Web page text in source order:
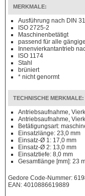
MERKMALE:
Ausführung nach DIN
ISO 2725-2
Maschinenbetätigt
passend für alle
Innenvierkantantrieb
ISO 1174
Stahl
brüniert
* nicht genormt
TECHNISCHE MERKMALE:
Antriebsaufnahme,
Antriebsaufnahme,
Betätigungsart:
Einsatzlänge: 23,0 mm
Einsatz-Ø 1: 17,0 mm
Einsatz-Ø 2: 13,0 mm
Einsatztiefe: 8,0 mm
Gesamtlänge [mm]: 23
Gedore Code-Nummer:
EAN: 4010886619889